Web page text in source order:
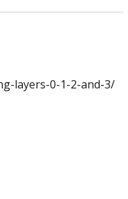
layers-0-1-2-and-3/